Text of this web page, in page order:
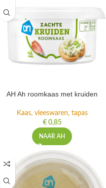
AH Ah roomkaas met kruiden
Kaas, vleeswaren, tapas
€0,85
NAAR AH